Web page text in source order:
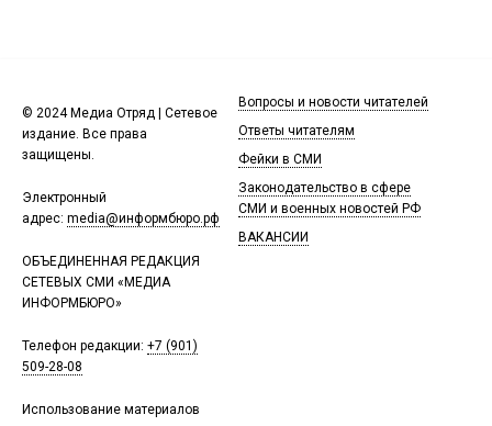
© 2024 Медиа Отряд | Сетевое
издание. Все права
защищены.
Электронный
адрес: media@информбюро.рф
ОБЪЕДИНЕННАЯ РЕДАКЦИЯ
СЕТЕВЫХ СМИ «МЕДИА
ИНФОРМБЮРО»
Телефон редакции: +7 (901)
509-28-08
Использование материалов
Вопросы и новости читателей
Ответы читателям
Фейки в СМИ
Законодательство в сфере
СМИ и военных новостей РФ
ВАКАНСИИ